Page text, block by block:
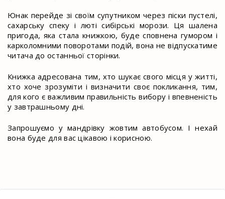
Юнак перейде зі своїм супутником через піски пустелі,
сахарську спеку і люті сибірські морози. Ця шалена
пригода, яка стала книжкою, буде сповнена гумором і
карколомними поворотами подій, вона не відпускатиме
читача до останньої сторінки.
Книжка адресована тим, хто шукає свого місця у житті,
хто хоче зрозуміти і визначити своє покликання, тим,
для кого є важливим правильність вибору і впевненість
у завтрашньому дні.
Запрошуємо у мандрівку жовтим автобусом. І нехай
вона буде для вас цікавою і корисною.